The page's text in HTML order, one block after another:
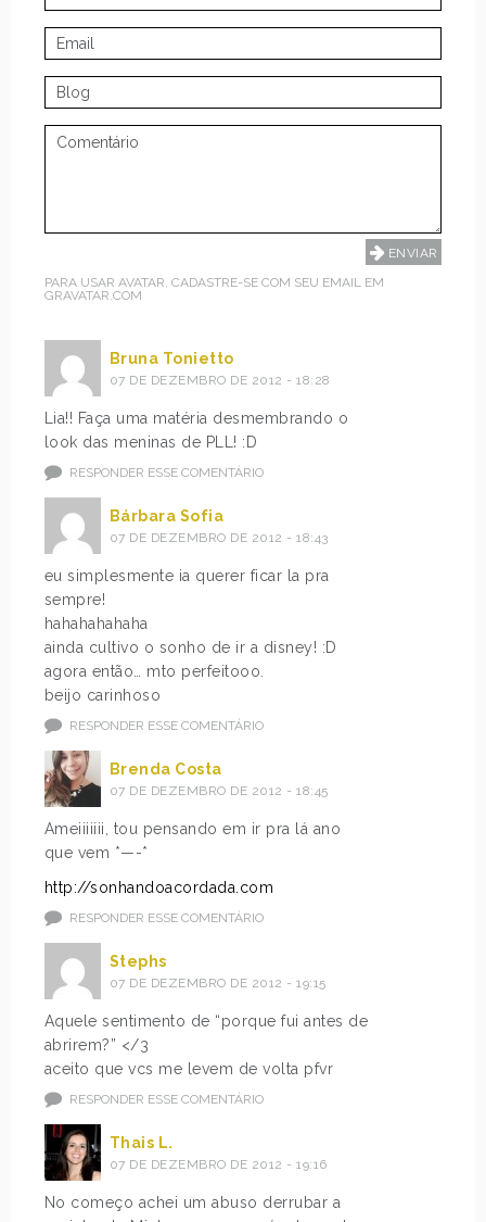
PARA USAR AVATAR, CADASTRE-SE COM SEU EMAIL EM
GRAVATAR.COM
Bruna Tonietto
07 DE DEZEMBRO DE 2012 - 18:28
Lia!! Faça uma matéria desmembrando o
look das meninas de PLL! :D
RESPONDER ESSE COMENTÁRIO
Bárbara Sofia
07 DE DEZEMBRO DE 2012 - 18:43
eu simplesmente ia querer ficar la pra
sempre!
hahahahahaha
ainda cultivo o sonho de ir a disney! :D
agora então… mto perfeitooo.
beijo carinhoso
RESPONDER ESSE COMENTÁRIO
Brenda Costa
07 DE DEZEMBRO DE 2012 - 18:45
Ameiiiiiii, tou pensando em ir pra lá ano
que vem *—-*
http://sonhandoacordada.com
RESPONDER ESSE COMENTÁRIO
Stephs
07 DE DEZEMBRO DE 2012 - 19:15
Aquele sentimento de “porque fui antes de
abrirem?” </3
aceito que vcs me levem de volta pfvr
RESPONDER ESSE COMENTÁRIO
Thais L.
07 DE DEZEMBRO DE 2012 - 19:16
No começo achei um abuso derrubar a